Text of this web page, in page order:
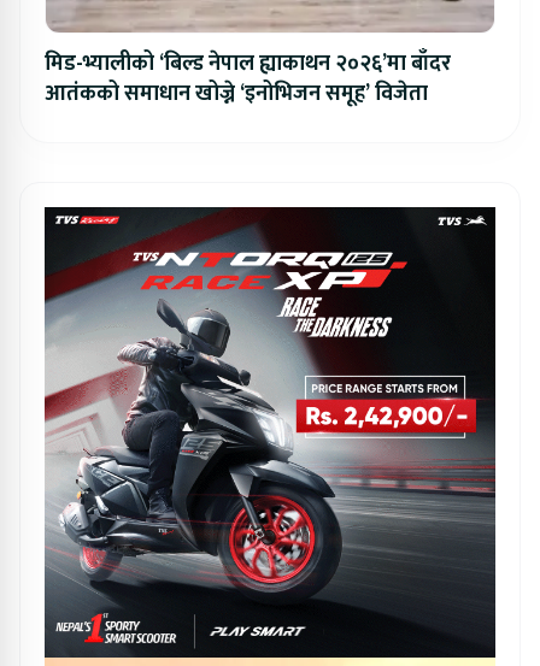
मिड-भ्यालीको ‘बिल्ड नेपाल ह्याकाथन २०२६’मा बाँदर
आतंकको समाधान खोज्ने ‘इनोभिजन समूह’ विजेता